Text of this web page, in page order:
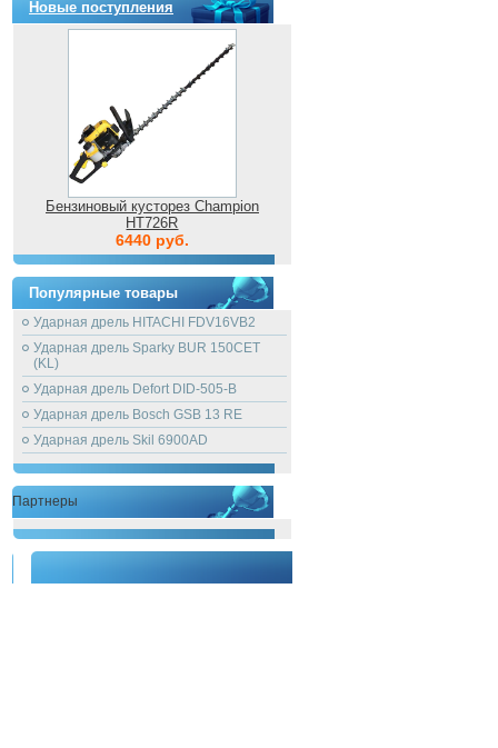
Новые поступления
Бензиновый кусторез Champion
HT726R
6440 руб.
Популярные товары
Ударная дрель HITACHI FDV16VB2
Ударная дрель Sparky BUR 150CET
(KL)
Ударная дрель Defort DID-505-B
Ударная дрель Bosch GSB 13 RE
Ударная дрель Skil 6900AD
Партнеры